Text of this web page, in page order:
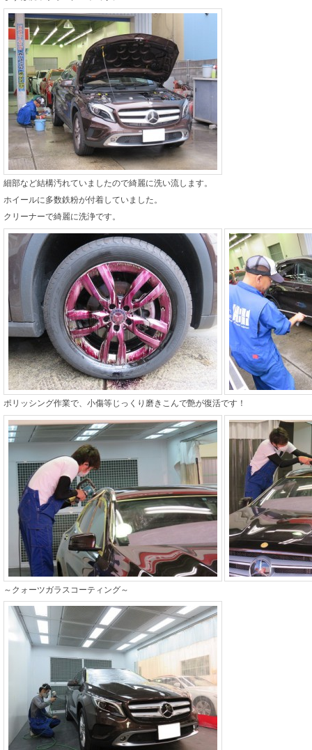
細部など結構汚れていましたので綺麗に洗い流します。
ホイールに多数鉄粉が付着していました。
クリーナーで綺麗に洗浄です。
ポリッシング作業で、小傷等じっくり磨きこんで艶が復活です！
～クォーツガラスコーティング～